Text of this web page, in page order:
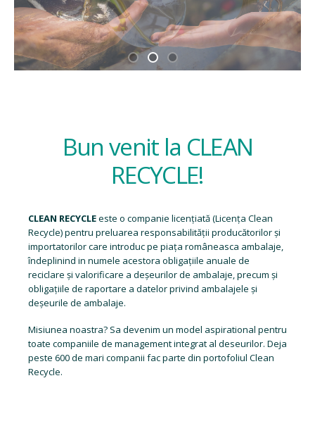
Bun venit la CLEAN
RECYCLE!
CLEAN RECYCLEeste o companie licențiată (Licența Clean
Recycle) pentru preluarea responsabilității producătorilor și
importatorilor care introduc pe piața româneasca ambalaje,
îndeplinind in numele acestora obligațiile anuale de
reciclare și valorificare a deșeurilor de ambalaje, precum și
obligațiile de raportare a datelor privind ambalajele și
deșeurile de ambalaje.
Misiunea noastra? Sa devenim un model aspirational pentru
toate companiile de management integrat al deseurilor. Deja
peste 600 de mari companii fac parte din portofoliul Clean
Recycle.